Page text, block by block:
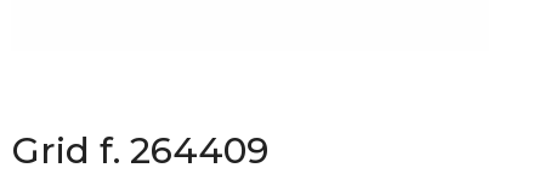
Grid f. 264409